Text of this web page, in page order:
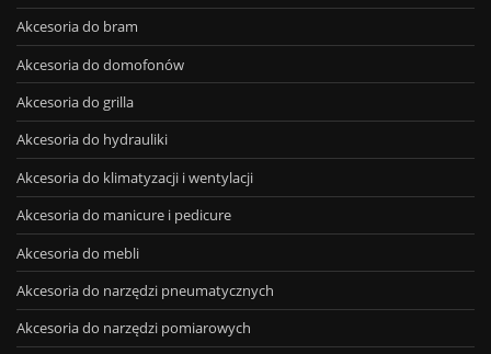
Akcesoria do bram
Akcesoria do domofonów
Akcesoria do grilla
Akcesoria do hydrauliki
Akcesoria do klimatyzacji i wentylacji
Akcesoria do manicure i pedicure
Akcesoria do mebli
Akcesoria do narzędzi pneumatycznych
Akcesoria do narzędzi pomiarowych